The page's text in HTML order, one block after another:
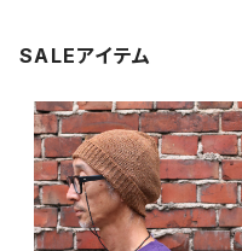
SALEアイテム